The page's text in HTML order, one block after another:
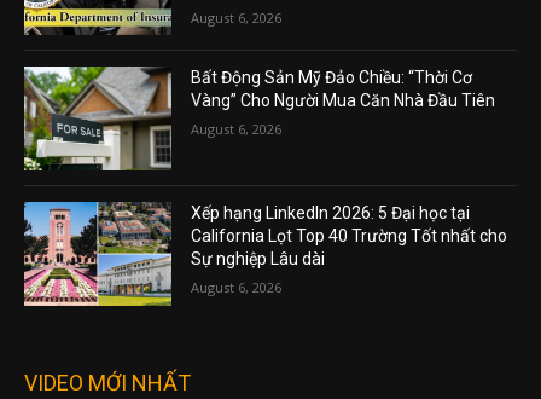
August 6, 2026
Bất Động Sản Mỹ Đảo Chiều: “Thời Cơ
Vàng” Cho Người Mua Căn Nhà Đầu Tiên
August 6, 2026
Xếp hạng LinkedIn 2026: 5 Đại học tại
California Lọt Top 40 Trường Tốt nhất cho
Sự nghiệp Lâu dài
August 6, 2026
VIDEO MỚI NHẤT